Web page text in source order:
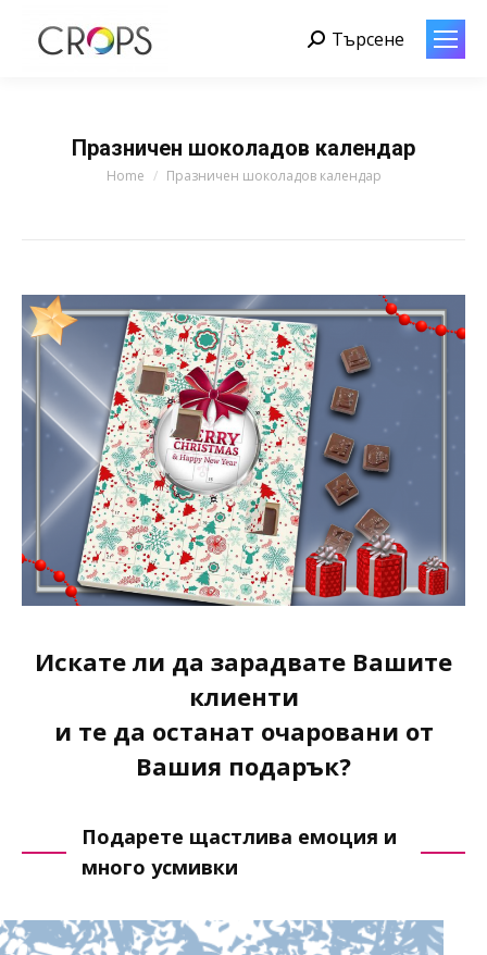
Search:
Търсене
Празничен шоколадов календар
You are here:
Home Празничен шоколадов календар
Искате ли да зарадвате Вашите
клиенти
и те да останат очаровани от
Вашия подарък?
Подарете щастлива емоция и
много усмивки